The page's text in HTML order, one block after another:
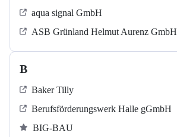
aqua signal GmbH
ASB Grün­land Helmut Au­renz GmbH
B
Baker Tilly
Berufsförderungswerk Halle gGmbH
BIG-BAU